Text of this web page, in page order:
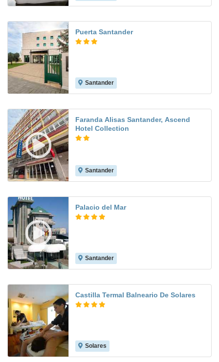
Puerta Santander
Santander
Faranda Alisas Santander, Ascend
Hotel Collection
Santander
Palacio del Mar
Santander
Castilla Termal Balneario De Solares
Solares